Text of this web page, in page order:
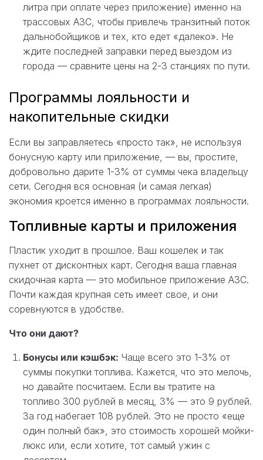
литра при оплате через приложение) именно на
трассовых АЗС, чтобы привлечь транзитный поток
дальнобойщиков и тех, кто едет «далеко». Не
ждите последней заправки перед выездом из
города — сравните цены на 2-3 станциях по пути.
Программы лояльности и
накопительные скидки
Если вы заправляетесь «просто так», не используя
бонусную карту или приложение, — вы, простите,
добровольно дарите 1-3% от суммы чека владельцу
сети. Сегодня вся основная (и самая легкая)
экономия кроется именно в программах лояльности.
Топливные карты и приложения
Пластик уходит в прошлое. Ваш кошелек и так
пухнет от дисконтных карт. Сегодня ваша главная
скидочная карта — это мобильное приложение АЗС.
Почти каждая крупная сеть имеет свое, и они
соревнуются в удобстве.
Что они дают?
Бонусы или кэшбэк: Чаще всего это 1-3% от
суммы покупки топлива. Кажется, что это мелочь,
но давайте посчитаем. Если вы тратите на
топливо 300 рублей в месяц, 3% — это 9 рублей.
За год набегает 108 рублей. Это не просто «еще
один полный бак», это стоимость хорошей мойки-
люкс или, если хотите, тот самый ужин с